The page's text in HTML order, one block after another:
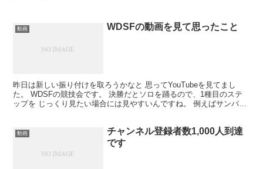
動画 WDSFの動画を見て思ったこと
昨日は新しい振り付けを取ろうかなと 思ってYouTubeを見てまし
た。 WDSFの競技会です。 決勝だとソロを踊るので、1種目のステ
ップを じっくり見たい場合には見やすいんですね。 例えばサンバを
動画
チャンネル登録者数1,000人到達
です